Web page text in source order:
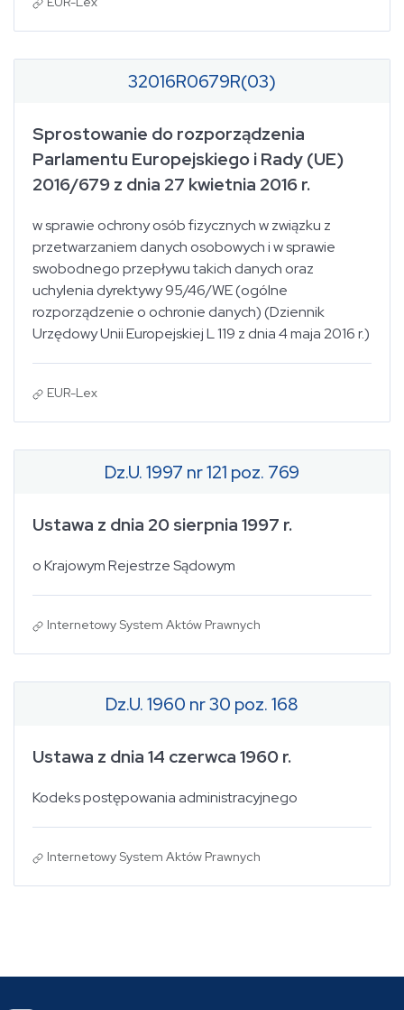
32016R0679R(03)
Sprostowanie do rozporządzenia
Parlamentu Europejskiego i Rady (UE)
2016/679 z dnia 27 kwietnia 2016 r.
w sprawie ochrony osób fizycznych w związku z
przetwarzaniem danych osobowych i w sprawie
swobodnego przepływu takich danych oraz
uchylenia dyrektywy 95/46/WE (ogólne
rozporządzenie o ochronie danych) (Dziennik
Urzędowy Unii Europejskiej L 119 z dnia 4 maja 2016 r.)
EUR-Lex
Dz.U. 1997 nr 121 poz. 769
Ustawa z dnia 20 sierpnia 1997 r.
o Krajowym Rejestrze Sądowym
Internetowy System Aktów Prawnych
Dz.U. 1960 nr 30 poz. 168
Ustawa z dnia 14 czerwca 1960 r.
Kodeks postępowania administracyjnego
Internetowy System Aktów Prawnych